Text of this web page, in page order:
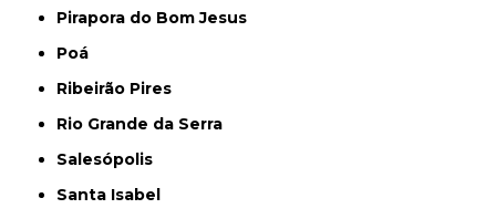
Pirapora do Bom Jesus
Poá
Ribeirão Pires
Rio Grande da Serra
Salesópolis
Santa Isabel